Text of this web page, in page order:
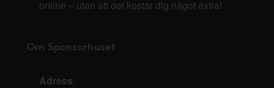
online – utan att det kostar dig något extra!
Om Sponsorhuset
Adress: